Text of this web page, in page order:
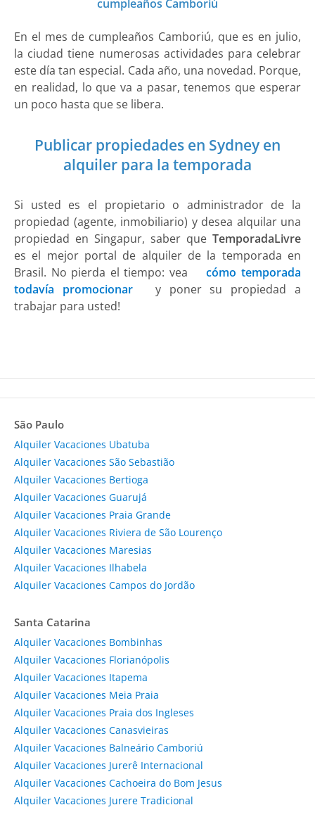
cumpleaños Camboriú
En el mes de cumpleaños Camboriú, que es en julio,
la ciudad tiene numerosas actividades para celebrar
este día tan especial. Cada año, una novedad. Porque,
en realidad, lo que va a pasar, tenemos que esperar
un poco hasta que se libera.
Publicar propiedades en Sydney en
alquiler para la temporada
Si usted es el propietario o administrador de la
propiedad (agente, inmobiliario) y desea alquilar una
propiedad en Singapur, saber que TemporadaLivre
es el mejor portal de alquiler de la temporada en
Brasil. No pierda el tiempo: vea
cómo temporada
todavía promocionar
y poner su propiedad a
trabajar para usted!
São Paulo
Alquiler Vacaciones Ubatuba
Alquiler Vacaciones São Sebastião
Alquiler Vacaciones Bertioga
Alquiler Vacaciones Guarujá
Alquiler Vacaciones Praia Grande
Alquiler Vacaciones Riviera de São Lourenço
Alquiler Vacaciones Maresias
Alquiler Vacaciones Ilhabela
Alquiler Vacaciones Campos do Jordão
Santa Catarina
Alquiler Vacaciones Bombinhas
Alquiler Vacaciones Florianópolis
Alquiler Vacaciones Itapema
Alquiler Vacaciones Meia Praia
Alquiler Vacaciones Praia dos Ingleses
Alquiler Vacaciones Canasvieiras
Alquiler Vacaciones Balneário Camboriú
Alquiler Vacaciones Jurerê Internacional
Alquiler Vacaciones Cachoeira do Bom Jesus
Alquiler Vacaciones Jurere Tradicional